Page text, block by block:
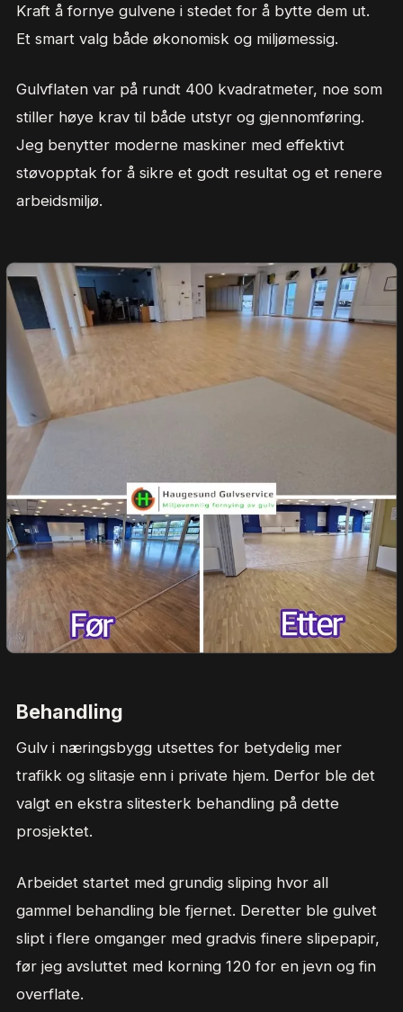
Kraft å fornye gulvene i stedet for å bytte dem ut.
Et smart valg både økonomisk og miljømessig.
Gulvflaten var på rundt 400 kvadratmeter, noe som
stiller høye krav til både utstyr og gjennomføring.
Jeg benytter moderne maskiner med effektivt
støvopptak for å sikre et godt resultat og et renere
arbeidsmiljø.
Behandling
Gulv i næringsbygg utsettes for betydelig mer
trafikk og slitasje enn i private hjem. Derfor ble det
valgt en ekstra slitesterk behandling på dette
prosjektet.
Arbeidet startet med grundig sliping hvor all
gammel behandling ble fjernet. Deretter ble gulvet
slipt i flere omganger med gradvis finere slipepapir,
før jeg avsluttet med korning 120 for en jevn og fin
overflate.